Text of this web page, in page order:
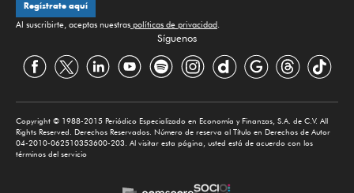
Regístrate aquí
Al suscribirte, aceptas nuestras políticas de privacidad.
Síguenos
Copyright © 1988-2015 Periódico Especializado en Economía y Finanzas, S.A. de C.V. All
Rights Reserved. Derechos Reservados. Número de reserva al Título en Derechos de Autor
04-2010-062510353600-203. Al visitar esta página, usted está de acuerdo con los
términos del servicio